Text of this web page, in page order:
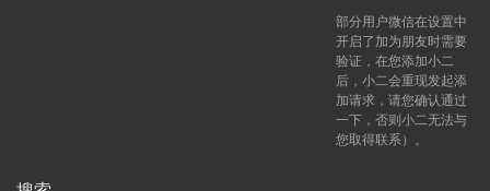
部分用户微信在设置中
开启了加为朋友时需要
验证，在您添加小二
后，小二会重现发起添
加请求，请您确认通过
一下，否则小二无法与
您取得联系）。